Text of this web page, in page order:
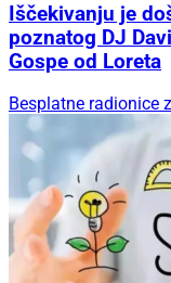
Iščekivanju je
poznatog DJ
Gospe od Loreta
Besplatne radionice